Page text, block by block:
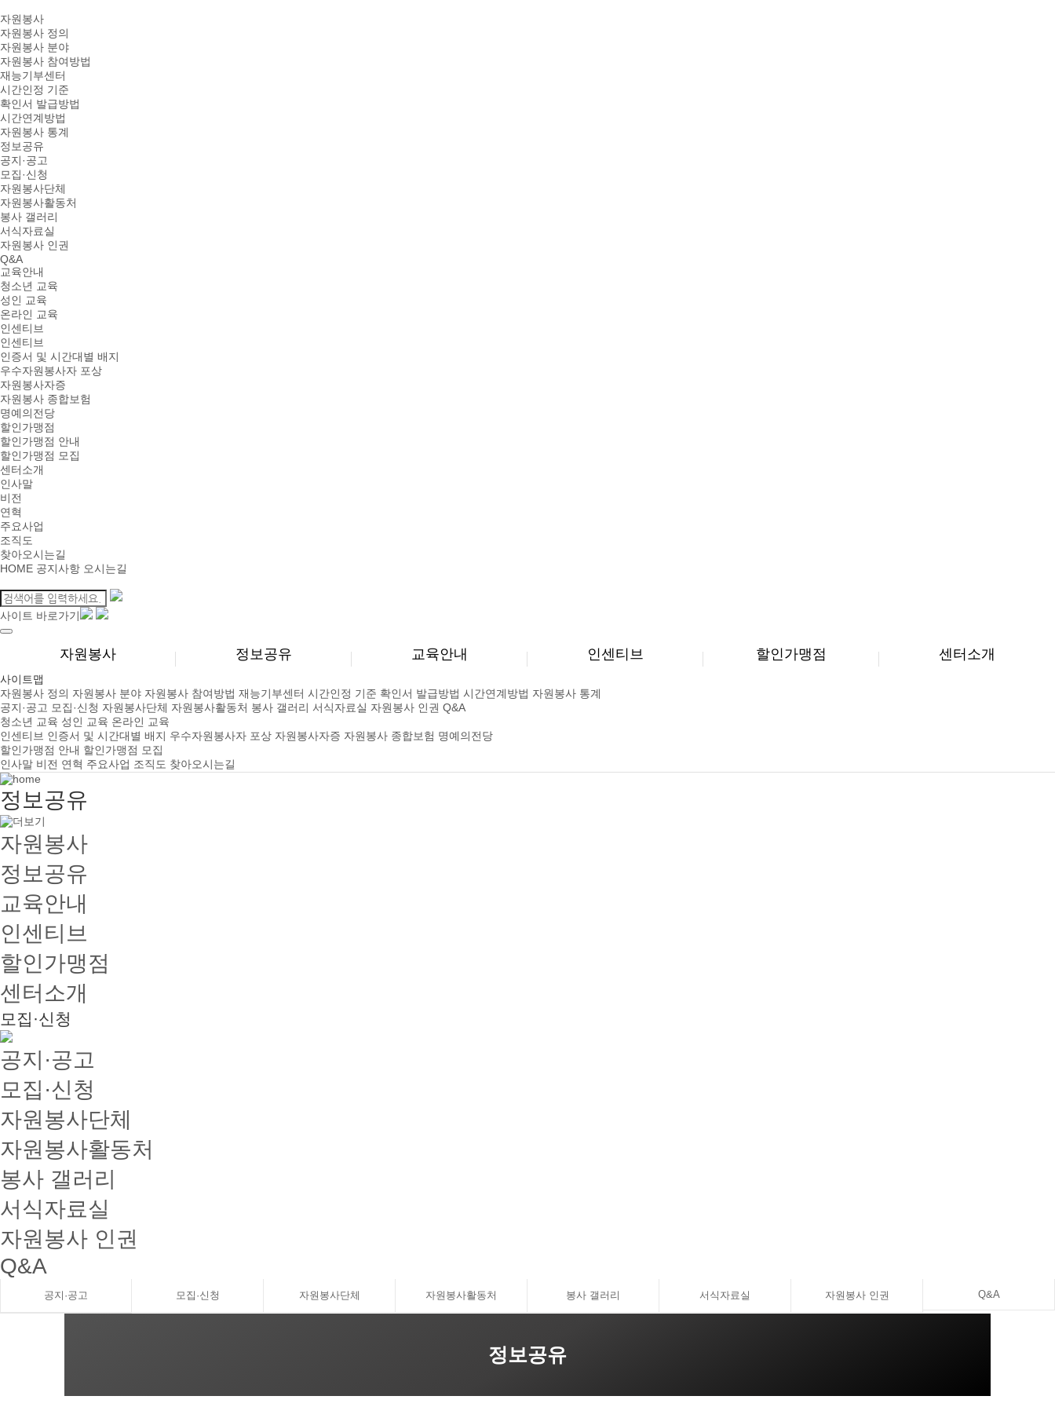
자원봉사
자원봉사 정의
자원봉사 분야
자원봉사 참여방법
재능기부센터
시간인정 기준
확인서 발급방법
시간연계방법
자원봉사 통계
정보공유
공지·공고
모집·신청
자원봉사단체
자원봉사활동처
봉사 갤러리
서식자료실
자원봉사 인권
Q&A
교육안내
청소년 교육
성인 교육
온라인 교육
인센티브
인센티브
인증서 및 시간대별 배지
우수자원봉사자 포상
자원봉사자증
자원봉사 종합보험
명예의전당
할인가맹점
할인가맹점 안내
할인가맹점 모집
센터소개
인사말
비전
연혁
주요사업
조직도
찾아오시는길
HOME 공지사항 오시는길
사이트 바로가기
자원봉사 정보공유 교육안내 인센티브 할인가맹점 센터소개
사이트맵
자원봉사 정의 자원봉사 분야 자원봉사 참여방법 재능기부센터 시간인정 기준 확인서 발급방법 시간연계방법 자원봉사 통계
공지·공고 모집·신청 자원봉사단체 자원봉사활동처 봉사 갤러리 서식자료실 자원봉사 인권 Q&A
청소년 교육 성인 교육 온라인 교육
인센티브 인증서 및 시간대별 배지 우수자원봉사자 포상 자원봉사자증 자원봉사 종합보험 명예의전당
할인가맹점 안내 할인가맹점 모집
인사말 비전 연혁 주요사업 조직도 찾아오시는길
정보공유
자원봉사
정보공유
교육안내
인센티브
할인가맹점
센터소개
모집·신청
공지·공고
모집·신청
자원봉사단체
자원봉사활동처
봉사 갤러리
서식자료실
자원봉사 인권
Q&A
공지·공고 모집·신청 자원봉사단체 자원봉사활동처 봉사 갤러리 서식자료실 자원봉사 인권 Q&A
정보공유